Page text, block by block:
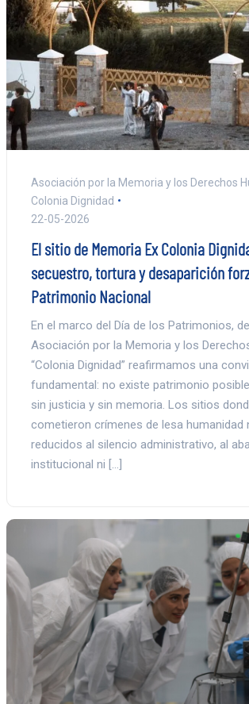
Asociación por la Memoria y los Derechos
Colonia Dignidad
22-05-2026
El sitio de Memoria Ex Colonia
secuestro, tortura y desaparición
Patrimonio Nacional
En el marco del Día de los Patrimonios,
Asociación por la Memoria y los
“Colonia Dignidad” reafirmamos una
fundamental: no existe patrimonio
sin justicia y sin memoria. Los sitios
cometieron crímenes de lesa humanidad
reducidos al silencio administrativo, al
institucional ni […]